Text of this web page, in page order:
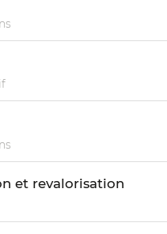
et revalorisation